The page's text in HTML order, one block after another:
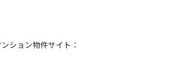
ション物件サイト：